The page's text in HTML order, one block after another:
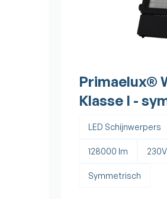
Primaelux®
Klasse I -
LED Schijnwerpers
128000 lm 230V
Symmetrisch